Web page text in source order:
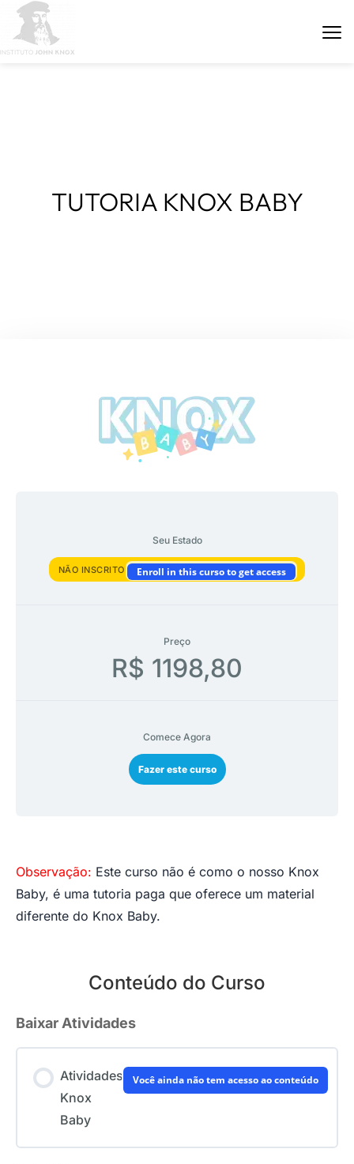
TUTORIA KNOX BABY
Seu Estado
NÃO INSCRITO Enroll in this curso to get access
Preço
R$ 1198,80
Comece Agora
Fazer este curso
Observação: Este curso não é como o nosso Knox
Baby, é uma tutoria paga que oferece um material
diferente do Knox Baby.
Conteúdo do Curso
Baixar Atividades
Atividades
Knox
Baby
Você ainda não tem acesso ao conteúdo